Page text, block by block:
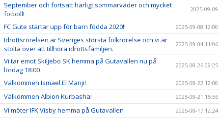
September och fortsatt härligt sommarväder och mycket
fotboll!
2025-09-09
FC Gute startar upp för barn födda 2020!! 2025-09-08 12:00
Idrottsrörelsen är Sveriges största folkrörelse och vi är
stolta över att tillhöra idrottsfamiljen.
2025-09-04 11:06
Vi tar emot Skiljebo SK hemma på Gutavallen nu på
lördag 18:00
2025-08-26 09:25
Välkommen Ismael El Mariji! 2025-08-22 12:00
Välkommen Albion Kurbasha! 2025-08-21 15:56
Vi möter IFK Visby hemma på Gutavallen 2025-08-17 12:24